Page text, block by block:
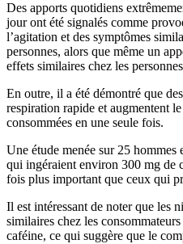
Des apports quotidiens
jour ont été signalés comme
l’agitation et des symptômes
personnes, alors que même un
effets similaires chez les
En outre, il a été démontré que
respiration rapide et augmentent
consommées en une seule fois.
Une étude menée sur 25 hommes
qui ingéraient environ 300 mg de
fois plus important que ceux qui
Il est intéressant de noter que les
similaires chez les
caféine, ce qui suggère que le